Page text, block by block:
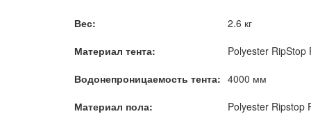
Вес:
2.6 кг
Материал тента:
Polyester RipStop
Водонепроницаемость тента: 4000 мм
Материал пола:
Polyester Ripstop